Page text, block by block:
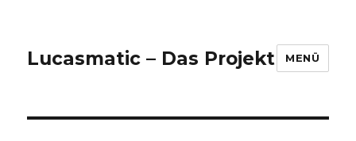
Lucasmatic – Das Projekt MENÜ